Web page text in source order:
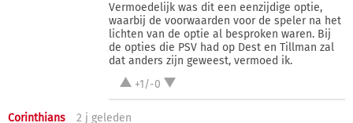
Vermoedelijk was dit een eenzijdige optie,
waarbij de voorwaarden voor de speler na het
lichten van de optie al besproken waren. Bij
de opties die PSV had op Dest en Tillman zal
dat anders zijn geweest, vermoed ik.
+1/-0
Corinthians 2 j geleden